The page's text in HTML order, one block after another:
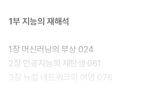
1부 지능의 재해석
1장 머신러닝의 부상 024
2장 인공지능의 재탄생 061
3장 뉴럴 네트워크의 여명 076